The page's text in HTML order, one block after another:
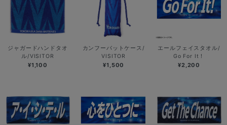
ジャガードハンドタオ
ル/VISITOR
¥1,100
カンフーバットケース/
VISITOR
¥1,500
エールフェイスタオル/
Go For It！
¥2,200